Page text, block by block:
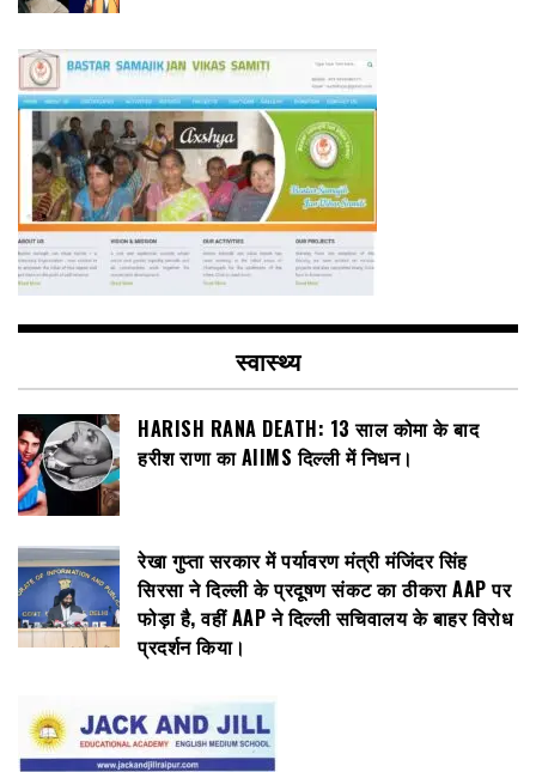
स्वास्थ्य
HARISH RANA DEATH: 13 साल कोमा के बाद
हरीश राणा का AIIMS दिल्ली में निधन।
रेखा गुप्ता सरकार में पर्यावरण मंत्री मंजिंदर सिंह
सिरसा ने दिल्ली के प्रदूषण संकट का ठीकरा AAP पर
फोड़ा है, वहीं AAP ने दिल्ली सचिवालय के बाहर विरोध
प्रदर्शन किया।